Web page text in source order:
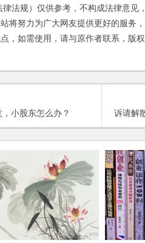
规）仅供参考，不构成法律意见
将努力为广大网友提供更好的服务
，如需使用，请与原作者联系，版权
小股东怎么办？
诉请解